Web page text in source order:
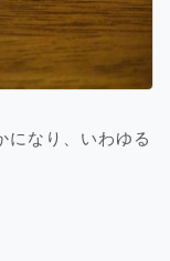
になり、いわゆる